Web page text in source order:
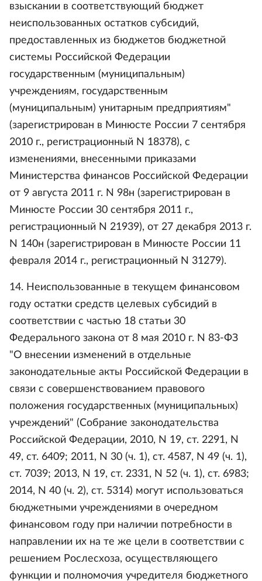
взыскании в соответствующий бюджет
неиспользованных остатков субсидий,
предоставленных из бюджетов бюджетной
системы Российской Федерации
государственным (муниципальным)
учреждениям, государственным
(муниципальным) унитарным предприятиям"
(зарегистрирован в Минюсте России 7 сентября
2010 г., регистрационный N 18378), с
изменениями, внесенными приказами
Министерства финансов Российской Федерации
от 9 августа 2011 г. N 98н (зарегистрирован в
Минюсте России 30 сентября 2011 г.,
регистрационный N 21939), от 27 декабря 2013 г.
N 140н (зарегистрирован в Минюсте России 11
февраля 2014 г., регистрационный N 31279).
14. Неиспользованные в текущем финансовом
году остатки средств целевых субсидий в
соответствии с частью 18 статьи 30
Федерального закона от 8 мая 2010 г. N 83-ФЗ
"О внесении изменений в отдельные
законодательные акты Российской Федерации в
связи с совершенствованием правового
положения государственных (муниципальных)
учреждений" (Собрание законодательства
Российской Федерации, 2010, N 19, ст. 2291, N
49, ст. 6409; 2011, N 30 (ч. 1), ст. 4587, N 49 (ч. 1),
ст. 7039; 2013, N 19, ст. 2331, N 52 (ч. 1), ст. 6983;
2014, N 40 (ч. 2), ст. 5314) могут использоваться
бюджетными учреждениями в очередном
финансовом году при наличии потребности в
направлении их на те же цели в соответствии с
решением Рослесхоза, осуществляющего
функции и полномочия учредителя бюджетного